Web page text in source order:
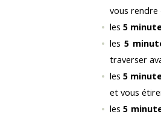
vous rendre
les 5
les5
traverser
les5
et vous
les 5